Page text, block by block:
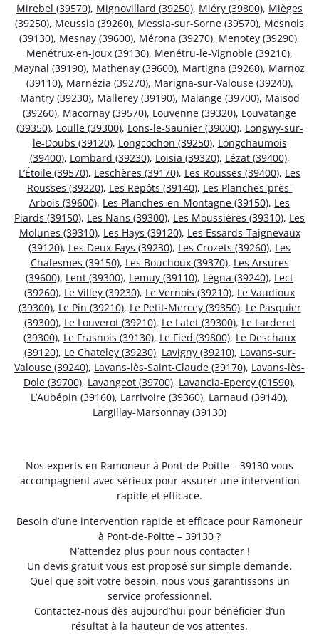
Mirebel (39570), Mignovillard (39250), Miéry (39800), Mièges
(39250), Meussia (39260), Messia-sur-Sorne (39570), Mesnois
(39130), Mesnay (39600), Mérona (39270), Menotey (39290),
Menétrux-en-Joux (39130), Menétru-le-Vignoble (39210),
Maynal (39190), Mathenay (39600), Martigna (39260), Marnoz
(39110), Marnézia (39270), Marigna-sur-Valouse (39240),
Mantry (39230), Mallerey (39190), Malange (39700), Maisod
(39260), Macornay (39570), Louvenne (39320), Louvatange
(39350), Loulle (39300), Lons-le-Saunier (39000), Longwy-sur-
le-Doubs (39120), Longcochon (39250), Longchaumois
(39400), Lombard (39230), Loisia (39320), Lézat (39400),
L’Étoile (39570), Leschères (39170), Les Rousses (39400), Les
Rousses (39220), Les Repôts (39140), Les Planches-près-
Arbois (39600), Les Planches-en-Montagne (39150), Les
Piards (39150), Les Nans (39300), Les Moussières (39310), Les
Molunes (39310), Les Hays (39120), Les Essards-Taignevaux
(39120), Les Deux-Fays (39230), Les Crozets (39260), Les
Chalesmes (39150), Les Bouchoux (39370), Les Arsures
(39600), Lent (39300), Lemuy (39110), Légna (39240), Lect
(39260), Le Villey (39230), Le Vernois (39210), Le Vaudioux
(39300), Le Pin (39210), Le Petit-Mercey (39350), Le Pasquier
(39300), Le Louverot (39210), Le Latet (39300), Le Larderet
(39300), Le Frasnois (39130), Le Fied (39800), Le Deschaux
(39120), Le Chateley (39230), Lavigny (39210), Lavans-sur-
Valouse (39240), Lavans-lès-Saint-Claude (39170), Lavans-lès-
Dole (39700), Lavangeot (39700), Lavancia-Epercy (01590),
L’Aubépin (39160), Larrivoire (39360), Larnaud (39140),
Largillay-Marsonnay (39130)
Nos experts en Ramoneur à Pont-de-Poitte – 39130 vous
accompagnent avec sérieux pour assurer une intervention
rapide et efficace.
Besoin d’une intervention rapide et efficace pour Ramoneur
à Pont-de-Poitte – 39130 ?
N’attendez plus pour nous contacter !
Un devis gratuit vous est proposé sur simple demande.
Quel que soit votre besoin, nous vous garantissons un
service professionnel.
Contactez-nous dès aujourd’hui pour bénéficier d’un
résultat à la hauteur de vos attentes.